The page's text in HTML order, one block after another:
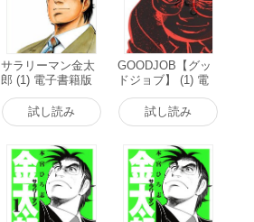
サラリーマン金太
郎 (1) 電子書籍版
試し読み
GOODJOB【グッ
ドジョブ】 (1) 電
子書籍版
試し読み